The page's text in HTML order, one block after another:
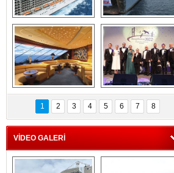
“Gemi içinde gemi”
konsepti ile MSC
Splendida
Dünyada tek!
Denizaltı yüzer
havuzu intikal
seyrine başladı
MSC'den 55 milyon
euroluk turizm geliri
müjdesi
5. Bosphorus Ship
Brokers Dinner,
İstanbul’da yapıldı
1 2 3 4 5 6 7 8
VİDEO GALERİ